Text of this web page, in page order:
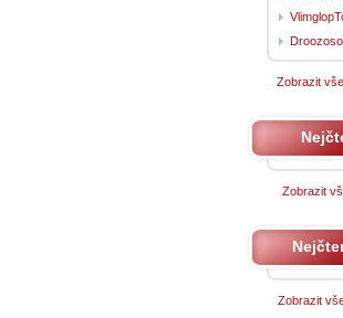
Zobrazit
Zobrazit
Zobrazit